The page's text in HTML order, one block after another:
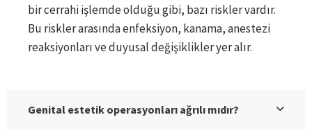
bir cerrahi işlemde olduğu gibi, bazı riskler vardır.
Bu riskler arasında enfeksiyon, kanama, anestezi
reaksiyonları ve duyusal değişiklikler yer alır.
Genital estetik operasyonları ağrılı mıdır?